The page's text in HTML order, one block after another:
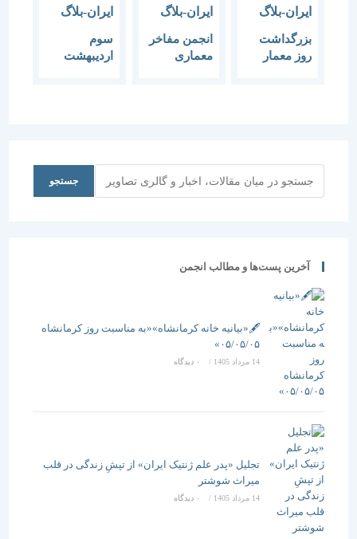
بزرگداشت
روز معمار
انجمن مفاخر
معماری
اردیبهشت
جستجو
آخرین پست‌ها و مطالب انجمن
🖋️«بیانیه خانه کرمانشاه»«به مناسبت روز کرمانشاه
۰۵/۰۵/۰۵»
/ ۰ دیدگاه
تجلیل «پدر علم ژنتیک ایران» از تپشِ زندگی در قلب
میراث شوشتر
14 مرداد 1405 / ۰ دیدگاه